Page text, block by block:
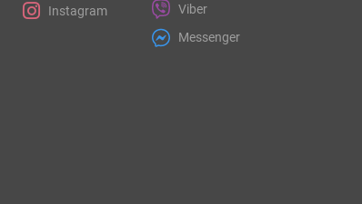
Instagram
Viber
Messenger